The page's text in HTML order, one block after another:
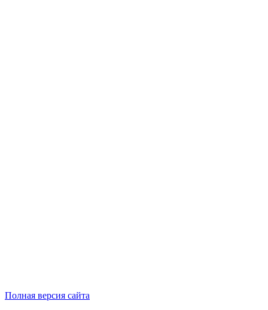
Полная версия сайта